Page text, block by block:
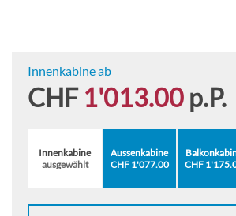
Innenkabine ab
CHF 1'013.00 p.P.
Innenkabine
ausgewählt
Aussenkabine
CHF 1'077.00
CHF